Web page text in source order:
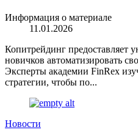
Информация о материале
11.01.2026
Копитрейдинг предоставляет
новичков автоматизировать
Эксперты академии FinRex
стратегии, чтобы по...
Новости